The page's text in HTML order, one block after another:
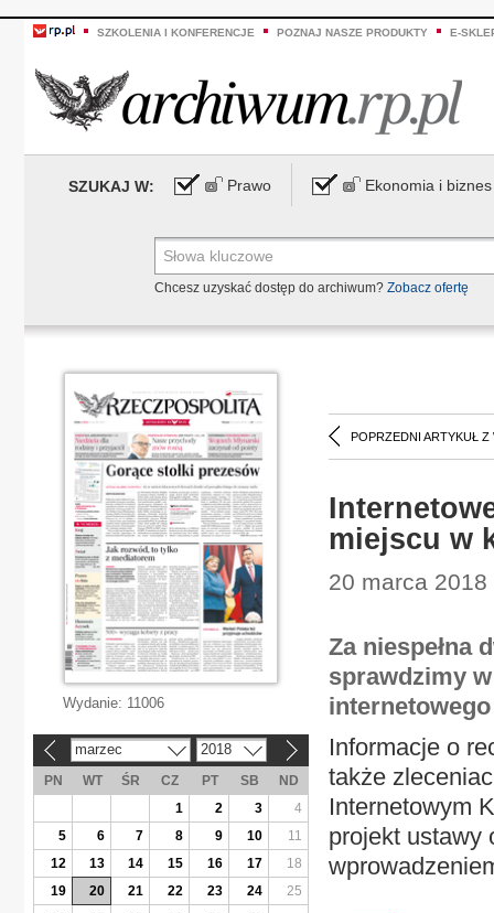
SZKOLENIA I KONFERENCJE POZNAJ NASZE PRODUKTY E-
SZUKAJ W: Prawo Ekonomia i biznes
Chcesz uzyskać dostęp do archiwum? Zobacz ofertę
POPRZEDNI ARTYKUŁ Z
miejscu w
20 marca
Za niespełna
sprawdzimy
Informacje o
także
Internetowym
projekt ustawy
Wydanie: 11006
marzec 2018
PN WT ŚR CZ PT SB
ND
1
2 3
4
5
6 7 8 9 10
11
12
13 14 15 16 17
18
19
20 21 22 23 24
25